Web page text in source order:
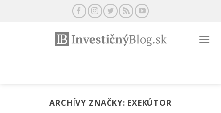
ARCHÍVY ZNAČKY: EXEKÚTOR